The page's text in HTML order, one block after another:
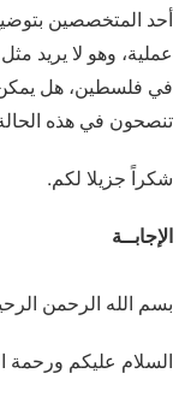
أحد المتخصصين
عملية، وهو لا يريد
في فلسطين، هل يمكن
تنصحون في هذه
شكراً جزيلا لكم.
الإجابــة
بسم الله الرحمن
السلام عليكم ورحمة